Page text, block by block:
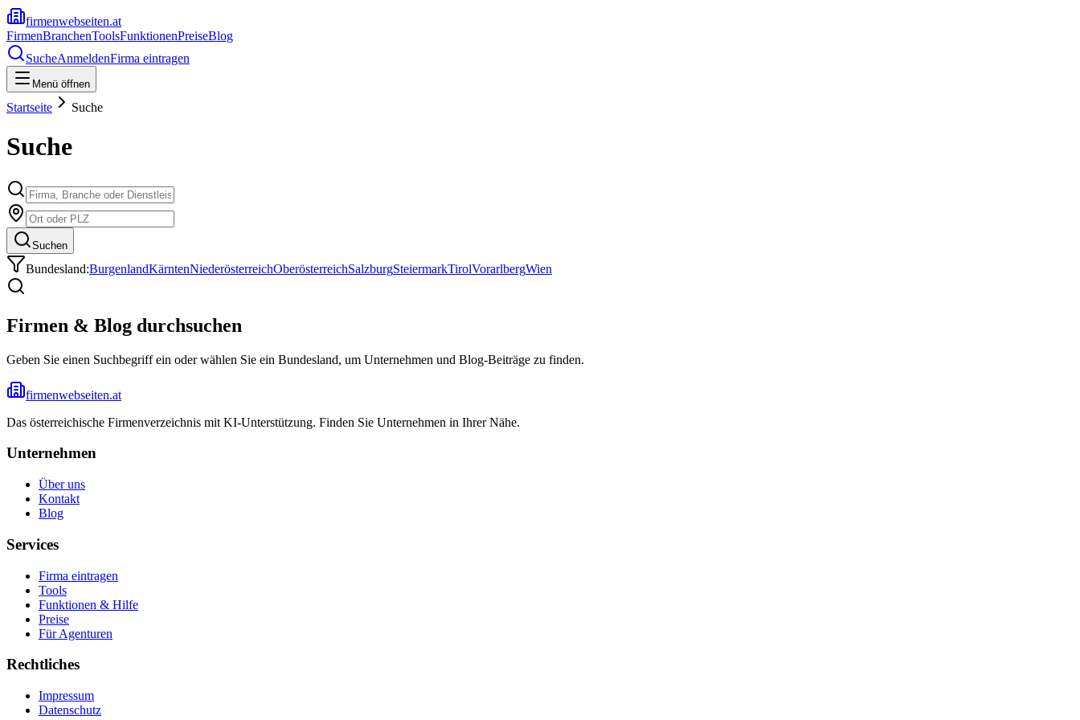
firmenwebseiten.at
FirmenBranchenToolsFunktionenPreiseBlog
SucheAnmeldenFirma eintragen
Menü öffnen
Startseite Suche
Suche
Suchen
Bundesland:BurgenlandKärntenNiederösterreichOberösterreichSalzburgSteiermarkTirolVorarlbergWien
Firmen & Blog durchsuchen
Geben Sie einen Suchbegriff ein oder wählen Sie ein Bundesland, um Unternehmen und Blog-Beiträge zu finden.
firmenwebseiten.at
Das österreichische Firmenverzeichnis mit KI-Unterstützung. Finden Sie Unternehmen in Ihrer Nähe.
Unternehmen
Über uns
Kontakt
Blog
Services
Firma eintragen
Tools
Funktionen & Hilfe
Preise
Für Agenturen
Rechtliches
Impressum
Datenschutz